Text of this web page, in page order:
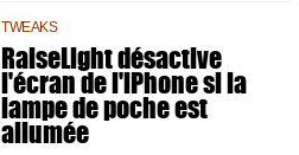
TWEAKS
RaiseLight désactive
l'écran de l'iPhone si la
lampe de poche est
allumée